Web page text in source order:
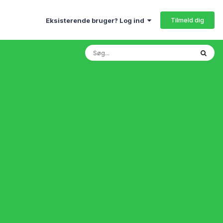
Eksisterende bruger? Log ind Tilmeld dig